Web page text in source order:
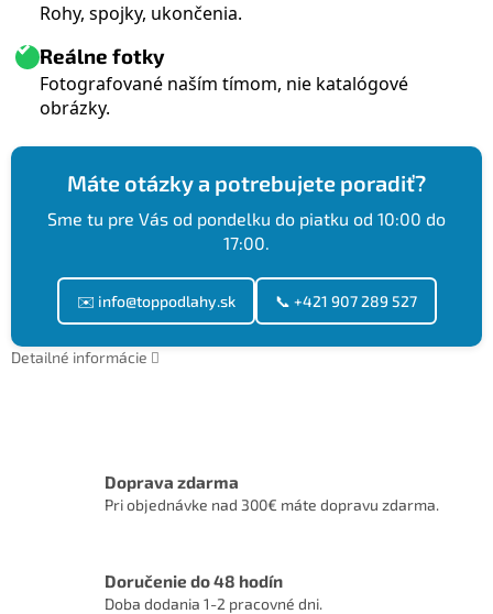
Rohy, spojky, ukončenia.
Reálne fotky
Fotografované naším tímom, nie katalógové
obrázky.
Máte otázky a potrebujete poradiť?
Sme tu pre Vás od pondelku do piatku od 10:00 do
17:00.
✉️ info@toppodlahy.sk 📞 +421 907 289 527
Detailné informácie
Doprava zdarma
Pri objednávke nad 300€ máte dopravu zdarma.
Doručenie do 48 hodín
Doba dodania 1-2 pracovné dni.